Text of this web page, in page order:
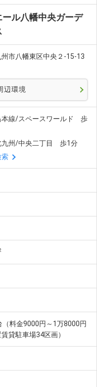
ール八幡中央ガーデ
市八幡東区中央２-15-13
辺環境
本線/スペースワールド 歩
九州/中央二丁目 歩1分
索
（料金9000円～1万8000円
貸駐車場34区画）